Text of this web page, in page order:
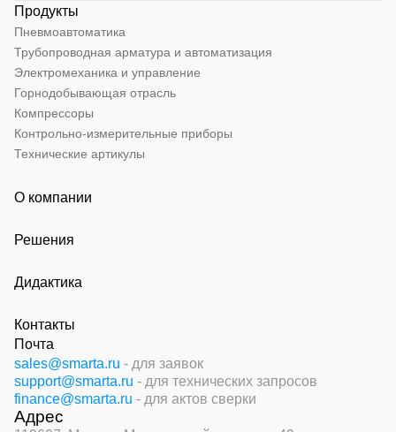
Продукты
Пневмоавтоматика
Трубопроводная арматура и автоматизация
Электромеханика и управление
Горнодобывающая отрасль
Компрессоры
Контрольно-измерительные приборы
Технические артикулы
О компании
Решения
Дидактика
Контакты
Почта
sales@smarta.ru - для заявок
support@smarta.ru - для технических запросов
finance@smarta.ru - для актов сверки
Адрес